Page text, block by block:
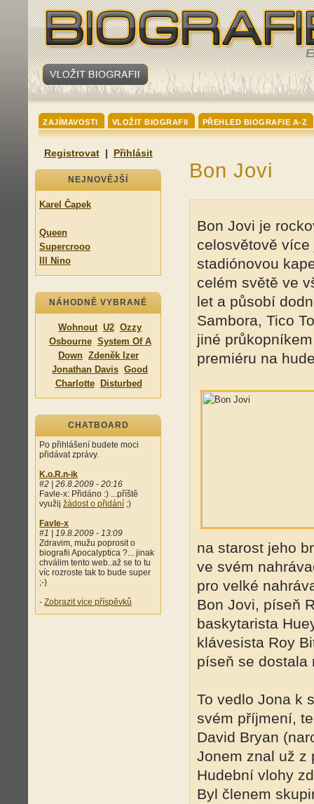
ZAJÍMAVOSTI VLOŽIT BIOGRAFII PŘEHLED BIOGRAFIE A-Z
Registrovat| Přihlásit
NEJNOVĚJŠÍ
Karel Čapek
Queen
Supercrooo
Ill Nino
NÁHODNĚ VYBRANÉ
Wohnout U2 Ozzy
Osbourne System Of A
Down Zdeněk Izer
Jonathan Davis Good
Charlotte
Disturbed
CHATBOARD
Po přihlášení budete moci
přidávat zprávy.
K.o.R.n-ik
#2 | 26.8.2009 - 20:16
Favle-x: Přidáno :) ...příště
využij žádost o přidání ;)
Favle-x
#1 | 19.8.2009 - 13:09
Zdravim, mužu poprosit o
biografii Apocalyptica ?... jinak
chválim tento web..až se to tu
víc rozroste tak to bude super
;-)
- Zobrazit více příspěvků
Bon Jovi
Bon Jovi je
celosvětově
stadiónovou
celém světě ve
let a působí
Sambora, Tico
jiné
premiéru na
na starost jeho
ve svém
pro velké
Bon Jovi, píseň
baskytarista
klávesista Roy
píseň se dostala
To vedlo Jona k
svém příjmení,
David Bryan
Jonem znal už z
Hudební vlohy
Byl členem